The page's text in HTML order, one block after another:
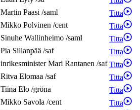
Martin Paasi /saml
Titta
Mikko Polvinen /cent
Titta
Sinuhe Wallinheimo /saml
Titta
Pia Sillanpää /saf
Titta
inrikesminister Mari Rantanen /saf Titta
Ritva Elomaa /saf
Titta
Tiina Elo /gröna
Titta
Mikko Savola /cent
Titta